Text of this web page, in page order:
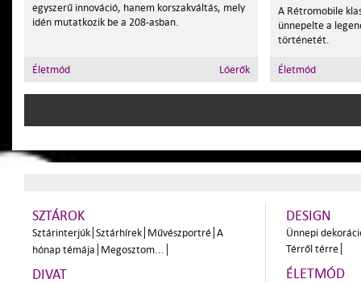
egyszerű innováció, hanem korszakváltás, mely
idén mutatkozik be a 208-asban.
Életmód Lóerők
A Rétromobile
ünnepelte a
történetét.
Életmód
SZTÁROK
Sztárinterjúk Sztárhírek Művészportré A
hónap témája Megosztom...
DIVAT
DESIGN
Ünnepi
Térről térre
ÉLETMÓD